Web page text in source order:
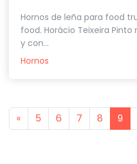
Hornos de leña para food
food. Horácio Teixeira Pinto
y con...
Hornos
«Previous
5 6 7 8 9